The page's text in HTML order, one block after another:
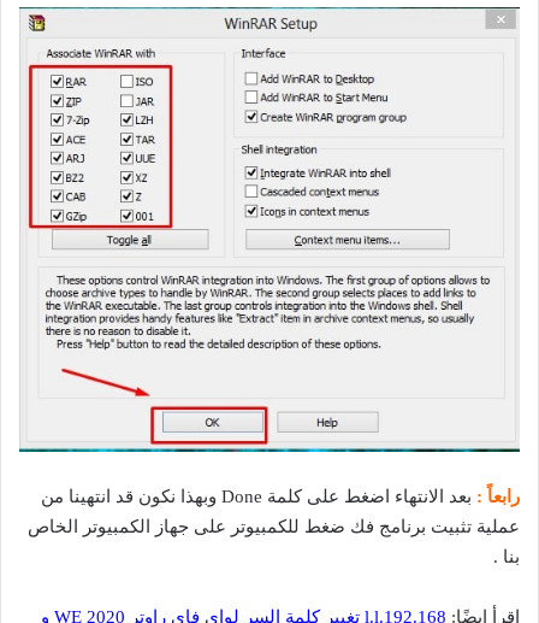
رابعاً :
بعد الانتهاء اضغط على كلمة Done وبهذا نكون قد انتهينا من
عملية تثبيت برنامج فك ضغط للكمبيوتر على جهاز الكمبيوتر الخاص
بنا .
اقرأ ايضًا:
192.168.l.l تغيير كلمة السر لواي فاي راوتر WE 2020 و